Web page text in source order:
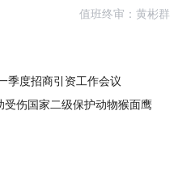
值班终审：黄彬群
季度招商引资工作会议
伤国家二级保护动物猴面鹰